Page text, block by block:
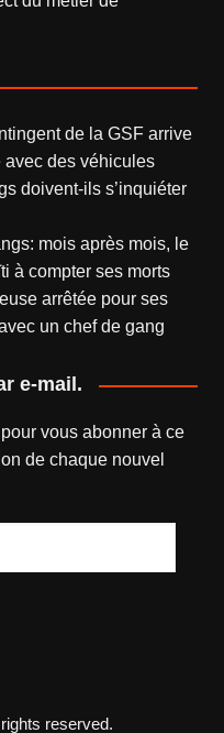
de la GSF arrive
avec des véhicules
doivent-ils s’inquiéter
mois après mois, le
à compter ses morts
arrêtée pour ses
un chef de gang
e-mail.
vous abonner à ce
de chaque nouvel
reserved.